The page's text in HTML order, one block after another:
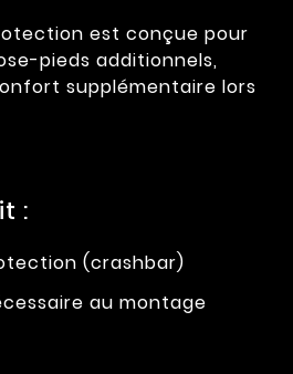
est conçue pour
pieds additionnels,
supplémentaire lors
:
(crashbar)
au montage